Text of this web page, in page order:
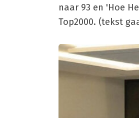
naar 93 en 'Hoe
Top2000. (tekst